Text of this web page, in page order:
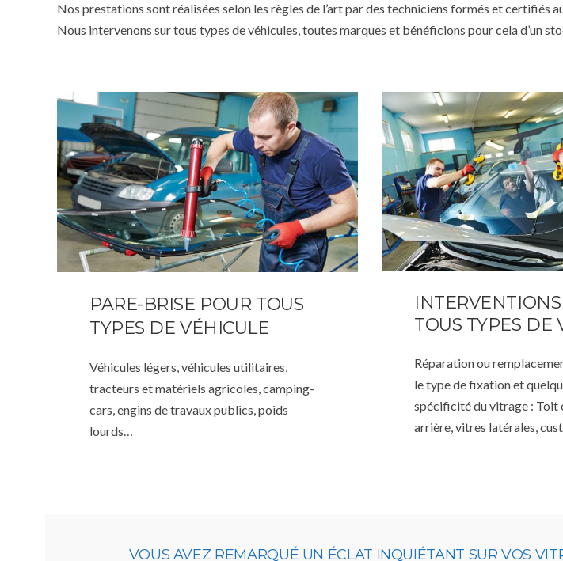
Nos prestations sont réalisées selon les règles de l’art par des techniciens formés et certifiés
Nous intervenons sur tous types de véhicules, toutes marques et bénéficions pour cela d’un
PARE-BRISE POUR TOUS
TYPES DE VÉHICULE
Véhicules légers, véhicules utilitaires,
tracteurs et matériels agricoles, camping-
cars, engins de travaux publics, poids
lourds…
INTERVENTIONS
TOUS TYPES DE
Réparation ou
le type de fixation et
spécificité du vitrage : Toit
arrière, vitres latérales,
VOUS AVEZ REMARQUÉ UN ÉCLAT INQUIÉTANT SUR VOS